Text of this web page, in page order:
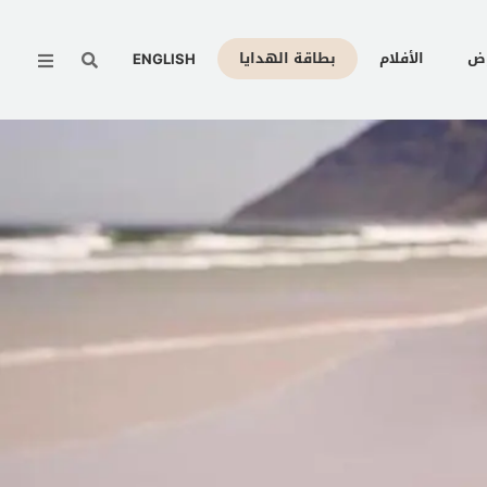
الأفلام بطاقة الهدايا ENGLISH
Menu